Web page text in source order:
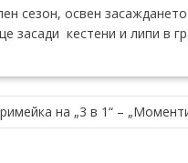
сезон, освен
засади кестени и липи в
на „3 в 1“ –